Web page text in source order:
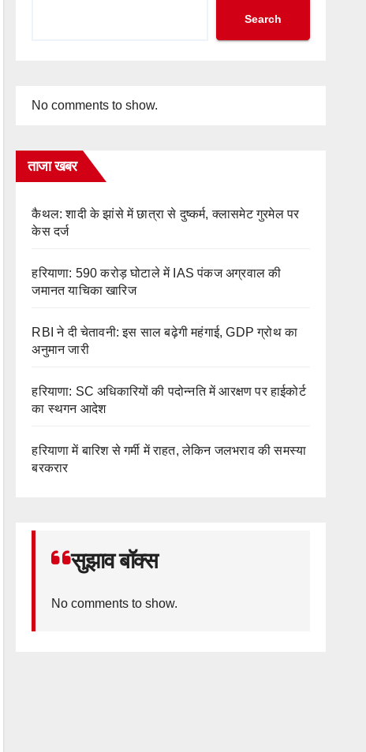
Search
No comments to show.
ताजा खबर
कैथल: शादी के झांसे में छात्रा से दुष्कर्म, क्लासमेट गुरमेल पर
केस दर्ज
हरियाणा: 590 करोड़ घोटाले में IAS पंकज अग्रवाल की
जमानत याचिका खारिज
RBI ने दी चेतावनी: इस साल बढ़ेगी महंगाई, GDP ग्रोथ का
अनुमान जारी
हरियाणा: SC अधिकारियों की पदोन्नति में आरक्षण पर हाईकोर्ट
का स्थगन आदेश
हरियाणा में बारिश से गर्मी में राहत, लेकिन जलभराव की समस्या
बरकरार
सुझाव बॉक्स
No comments to show.